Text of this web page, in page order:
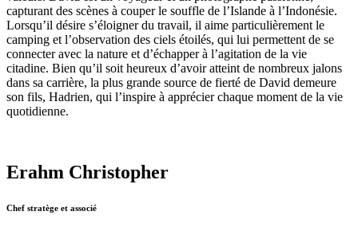
capturant des scènes à couper le souffle de l’Islande à l’Indonésie.
Lorsqu’il désire s’éloigner du travail, il aime particulièrement le
camping et l’observation des ciels étoilés, qui lui permettent de se
connecter avec la nature et d’échapper à l’agitation de la vie
citadine. Bien qu’il soit heureux d’avoir atteint de nombreux jalons
dans sa carrière, la plus grande source de fierté de David demeure
son fils, Hadrien, qui l’inspire à apprécier chaque moment de la vie
quotidienne.
Erahm Christopher
Chef stratège et associé